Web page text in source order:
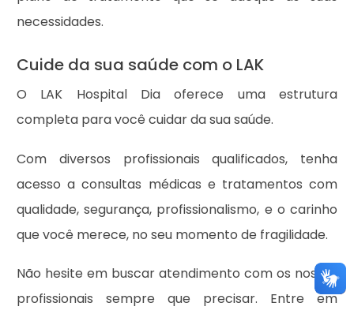
necessidades.
Cuide da sua saúde com o LAK
O LAK Hospital Dia oferece uma estrutura
completa para você cuidar da sua saúde.
Com diversos profissionais qualificados, tenha
acesso a consultas médicas e tratamentos com
qualidade, segurança, profissionalismo, e o carinho
que você merece, no seu momento de fragilidade.
Não hesite em buscar atendimento com os nossos
profissionais sempre que precisar. Entre em